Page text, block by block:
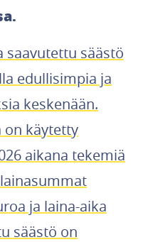
saavutettu säästö
edullisimpia ja
keskenään.
on käytetty
aikana tekemiä
ja laina-aika
säästö on